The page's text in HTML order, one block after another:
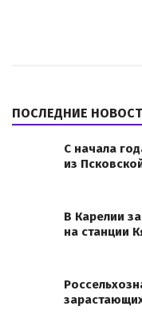
ПОСЛЕДНИЕ
С начала
из
В Карелии
на станции